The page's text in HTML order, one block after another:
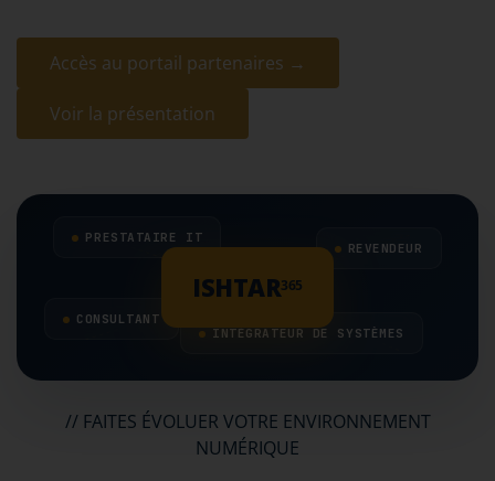
Accès au portail partenaires →
Voir la présentation
PRESTATAIRE IT
REVENDEUR
CONSULTANT
INTÉGRATEUR DE SYSTÈMES
ISHTAR365
// FAITES ÉVOLUER VOTRE ENVIRONNEMENT
NUMÉRIQUE